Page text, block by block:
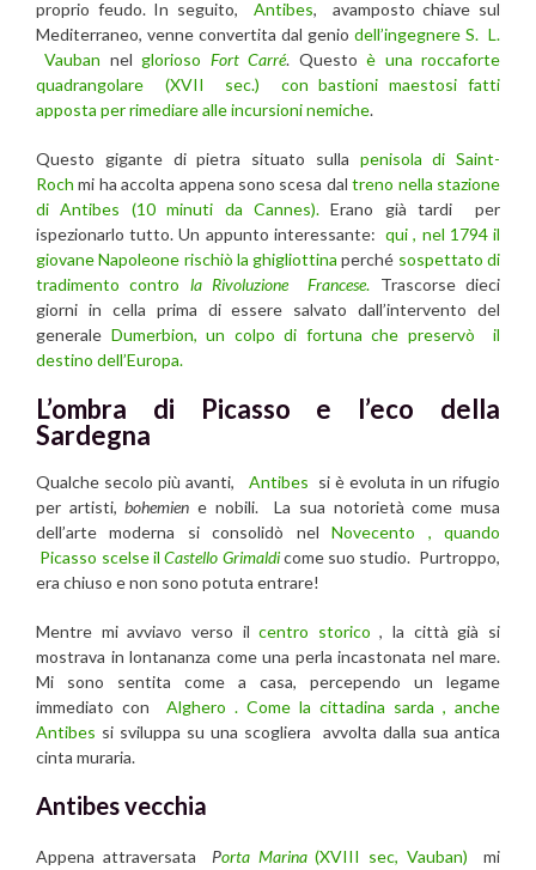
proprio feudo. In seguito, Antibes, avamposto chiave sul
Mediterraneo, venne convertita dal genio dell’ingegnere S. L.
Vauban nelglorioso Fort Carré. Questoè una roccaforte
quadrangolare (XVII sec.) con bastioni maestosi fatti
apposta per rimediare alle incursioni nemiche.
Questo gigante di pietra situato sulla penisola di Saint-
Roch mi ha accolta appena sono scesa daltreno nella stazione
di Antibes (10 minuti da Cannes). Erano già tardi per
ispezionarlo tutto. Un appunto interessante:qui , nel 1794 il
giovane Napoleone rischiò la ghigliottina perché sospettato di
tradimento contro la Rivoluzione Francese. Trascorse dieci
giorni in cella prima di essere salvato dall’intervento del
generale Dumerbion, un colpo di fortuna che preservò il
destino dell’Europa.
L’ombra di Picasso e l’eco della
Sardegna
Qualche secolo più avanti, Antibes si è evoluta in un rifugio
per artisti,bohemiene nobili. La sua notorietà come musa
dell’arte moderna si consolidò nelNovecento , quando
Picasso scelse ilCastello Grimaldicome suo studio. Purtroppo,
era chiuso e non sono potuta entrare!
Mentre mi avviavo verso ilcentro storico, la città già si
mostrava in lontananza come una perla incastonata nel mare.
Mi sono sentita come a casa, percependo un legame
immediato con Alghero . Come la cittadina sarda , anche
Antibes si sviluppa su una scogliera avvolta dalla sua antica
cinta muraria.
Antibes vecchia
Appena attraversata Porta Marina(XVIII sec, Vauban)
mi